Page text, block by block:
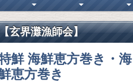
玄界灘漁師会】
鮮 海鮮恵方巻き・海
恵方巻き